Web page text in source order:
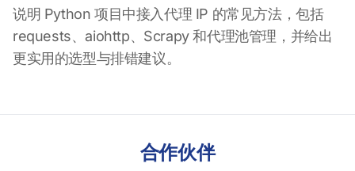
说明 Python 项目中接入代理 IP 的常见方法，包括
requests、aiohttp、Scrapy 和代理池管理，并给出
更实用的选型与排错建议。
合作伙伴